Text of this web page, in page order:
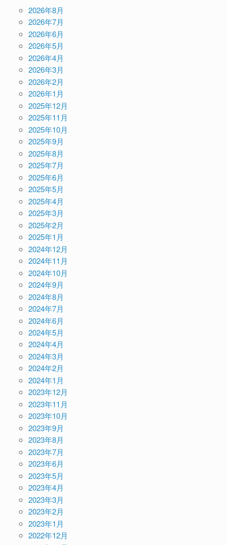
2026年8月
2026年7月
2026年6月
2026年5月
2026年4月
2026年3月
2026年2月
2026年1月
2025年12月
2025年11月
2025年10月
2025年9月
2025年8月
2025年7月
2025年6月
2025年5月
2025年4月
2025年3月
2025年2月
2025年1月
2024年12月
2024年11月
2024年10月
2024年9月
2024年8月
2024年7月
2024年6月
2024年5月
2024年4月
2024年3月
2024年2月
2024年1月
2023年12月
2023年11月
2023年10月
2023年9月
2023年8月
2023年7月
2023年6月
2023年5月
2023年4月
2023年3月
2023年2月
2023年1月
2022年12月